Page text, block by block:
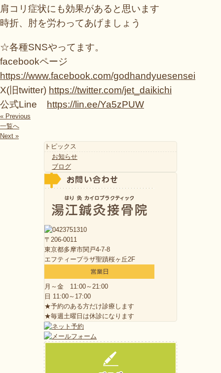
肩コリ症状にも効果があると思います
時折、肘を労わってあげましょう
☆各種SNSやってます。
facebookページ
https://www.facebook.com/godhandyuesensei
X(旧twitter) https://twitter.com/jet_daikichi
公式Line
https://lin.ee/Ya5zPUW
« Previous
一覧へ
Next »
トピックス
お知らせ
ブログ
〒206-0011
東京都多摩市関戸4-7-8
エフティープラザ聖蹟桜ヶ丘2F
月～金 11:00～21:00
日 11:00～17:00
★予約のある方だけ診療します
★毎週土曜日は休診になります